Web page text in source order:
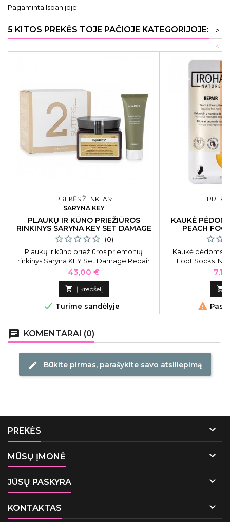
Pagaminta Ispanijoje.
5 KITOS PREKĖS TOJE PAČIOJE KATEGORIJOJE:
>
<
PREKĖS ŽENKLAS:
SARYNA KEY
PLAUKŲ IR KŪNO PRIEŽIŪROS
RINKINYS SARYNA KEY SET DAMAGE
REPAIR
(0)
Plaukų ir kūno priežiūros priemonių
rinkinys Saryna KEY Set Damage Repair
Kit, 2B0500TBH, rinkinį sudaro: plaukų
kaukė 500 ml ir rankų kremas 75 ml
Kaina
43,00 €
 Į krepšelį
 Turime sandėlyje
KAUKĖ
PEACH
Kaukė pėdoms
Foot Socks
persikų7,11


chat KOMENTARAI (0)
edit Būkite pirmas, parašykite savo atsiliepimą
PREKĖS 
MŪSŲ ĮMONĖ 
JŪSŲ PASKYRA 
KONTAKTAS 